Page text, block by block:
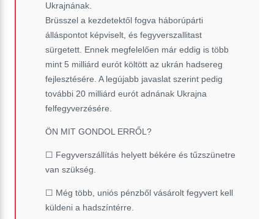
Ukrajnának.
Brüsszel a kezdetektől fogva háborúpárti
álláspontot képviselt, és fegyverszallitast
sürgetett. Ennek megfelelően már eddig is több
mint 5 milliárd eurót költött az ukrán hadsereg
fejlesztésére. A legújabb javaslat szerint pedig
további 20 milliárd eurót adnának Ukrajna
felfegyverzésére.
ÖN MIT GONDOL ERRŐL?
☐ Fegyverszállítás helyett békére és tűzszünetre
van szükség.
☐ Még több, uniós pénzből vásárolt fegyvert kell
küldeni a hadszíntérre.